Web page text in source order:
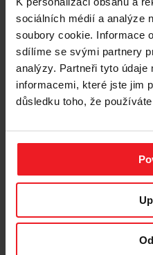
sociálních médií a analýze
soubory cookie. Informace
sdílíme se svými partnery
analýzy. Partneři tyto
informacemi, které jste jim
důsledku toho, že
ROYAL CANIN Mini
krmivo pro psy - 3,5 kg